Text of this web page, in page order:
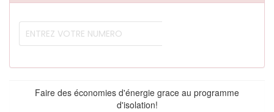
Faire des économies d'énergie grace au programme
d'isolation!